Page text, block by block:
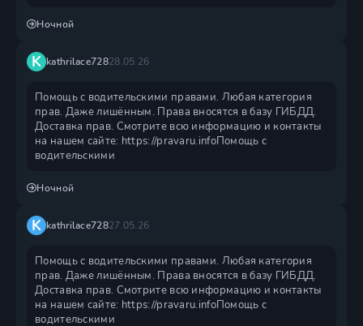
Ночной
K kathrilace72828.05.26
Помощь с водительскими правами. Любая категория
прав. Даже лишённым. Права вносятся в базу ГИБДД.
Доставка прав. Смотрите всю информацию и контакты
на нашем сайте: https://pravaru.infoПомощь с
водительскими
Ночной
K kathrilace72827.05.26
Помощь с водительскими правами. Любая категория
прав. Даже лишённым. Права вносятся в базу ГИБДД.
Доставка прав. Смотрите всю информацию и контакты
на нашем сайте: https://pravaru.infoПомощь с
водительскими